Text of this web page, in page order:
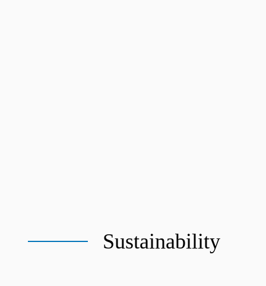
Sustainability
Fasada Ekologjike
Energjia diellore : RTS Group